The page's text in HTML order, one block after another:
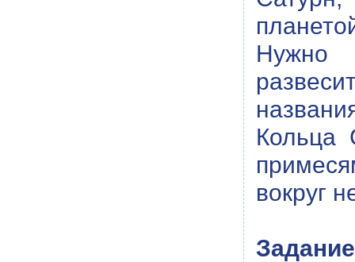
Нужно
Кольца
вокруг